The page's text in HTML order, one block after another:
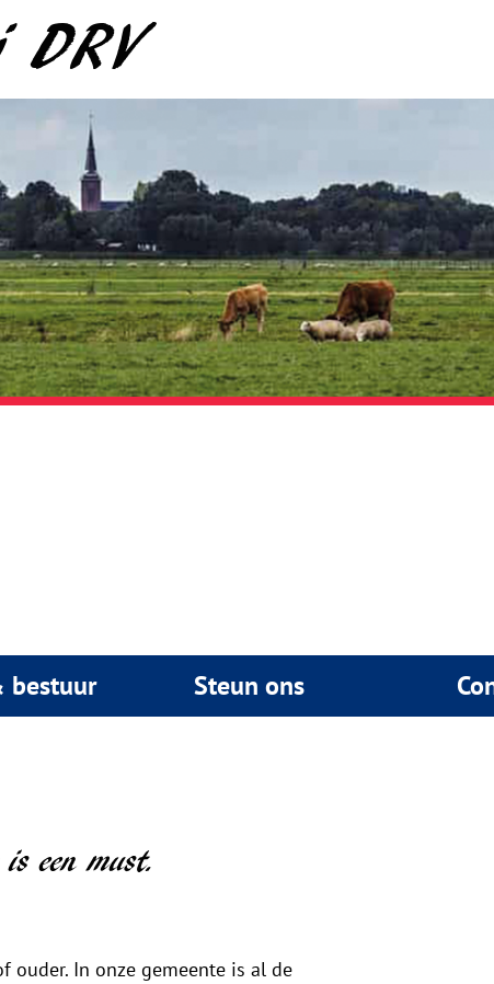
DRV
bestuur Steun ons
is een must.
ouder. In onze gemeente is al de